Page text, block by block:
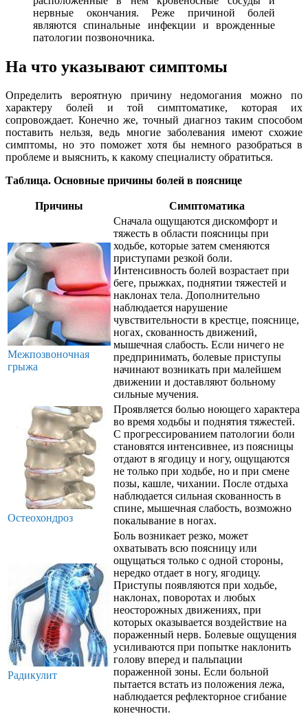
нервные окончания. Реже причиной болей
являются спинальные инфекции и врожденные
патологии позвоночника.
На что указывают симптомы
Определить вероятную причину недомогания можно по
характеру болей и той симптоматике, которая их
сопровождает. Конечно же, точный диагноз таким способом
поставить нельзя, ведь многие заболевания имеют схожие
симптомы, но это поможет хотя бы немного разобраться в
проблеме и выяснить, к какому специалисту обратиться.
Таблица. Основные причины болей в пояснице
Причины Симптоматика
Межпозвоночная
грыжа
Сначала ощущаются дискомфорт и
тяжесть в области поясницы при
ходьбе, которые затем сменяются
приступами резкой боли.
Интенсивность болей возрастает при
беге, прыжках, поднятии тяжестей и
наклонах тела. Дополнительно
наблюдается нарушение
чувствительности в крестце, пояснице,
ногах, скованность движений,
мышечная слабость. Если ничего не
предпринимать, болевые приступы
начинают возникать при малейшем
движении и доставляют больному
сильные мучения.
Остеохондроз
Проявляется болью ноющего характера
во время ходьбы и поднятия тяжестей.
С прогрессированием патологии боли
становятся интенсивнее, из поясницы
отдают в ягодицу и ногу, ощущаются
не только при ходьбе, но и при смене
позы, кашле, чихании. После отдыха
наблюдается сильная скованность в
спине, мышечная слабость, возможно
покалывание в ногах.
Радикулит
Боль возникает резко, может
охватывать всю поясницу или
ощущаться только с одной стороны,
нередко отдает в ногу, ягодицу.
Приступы появляются при ходьбе,
наклонах, поворотах и любых
неосторожных движениях, при
которых оказывается воздействие на
пораженный нерв. Болевые ощущения
усиливаются при попытке наклонить
голову вперед и пальпации
пораженной зоны. Если больной
пытается встать из положения лежа,
наблюдается рефлекторное сгибание
конечности.